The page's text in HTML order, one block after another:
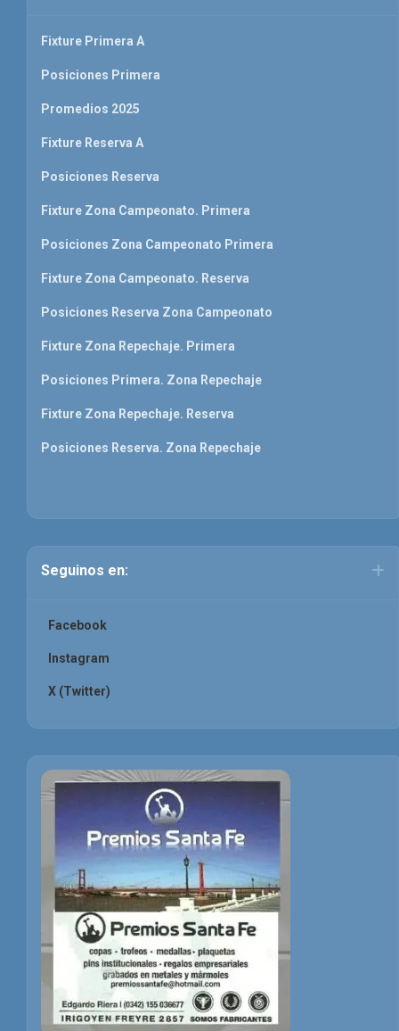
Fixture Primera A
Posiciones Primera
Promedios 2025
Fixture Reserva A
Posiciones Reserva
Fixture Zona Campeonato. Primera
Posiciones Zona Campeonato Primera
Fixture Zona Campeonato. Reserva
Posiciones Reserva Zona Campeonato
Fixture Zona Repechaje. Primera
Posiciones Primera. Zona Repechaje
Fixture Zona Repechaje. Reserva
Posiciones Reserva. Zona Repechaje
Seguinos en:
Facebook
Instagram
X (Twitter)